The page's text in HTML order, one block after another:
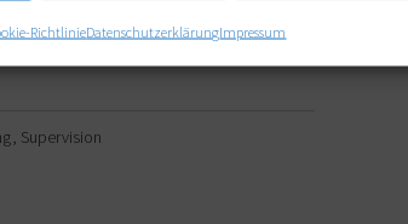
RichtlinieDatenschutzerklärungImpressum
Konzeptentwicklung
Supervision